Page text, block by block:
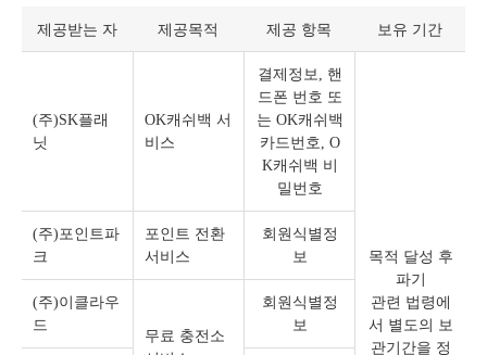
제공받는 자 제공목적 제공 항목 보유 기간
(주)SK플래
닛
OK캐쉬백 서
비스
결제정보, 핸
드폰 번호 또
는 OK캐쉬백
카드번호, O
K캐쉬백 비
밀번호
목적 달성 후
파기
관련 법령에
서 별도의 보
관기간을 정
(주)포인트파
크
포인트 전환
서비스
회원식별정
보
(주)이클라우
드
무료 충전소
회원식별정
보